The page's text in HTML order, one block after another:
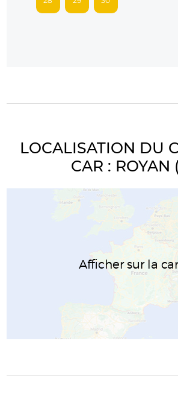
LOCALISATION DU
CAR : ROYAN
Afficher sur la